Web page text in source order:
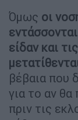
Όμως οι
είδαν και
βέβαια που
για το αν θα
πριν τις